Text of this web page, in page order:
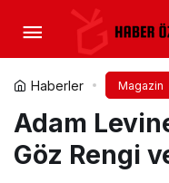
Haberler Magazin
Adam
Göz Rengi
Cardi
GençliğiYorum Yap